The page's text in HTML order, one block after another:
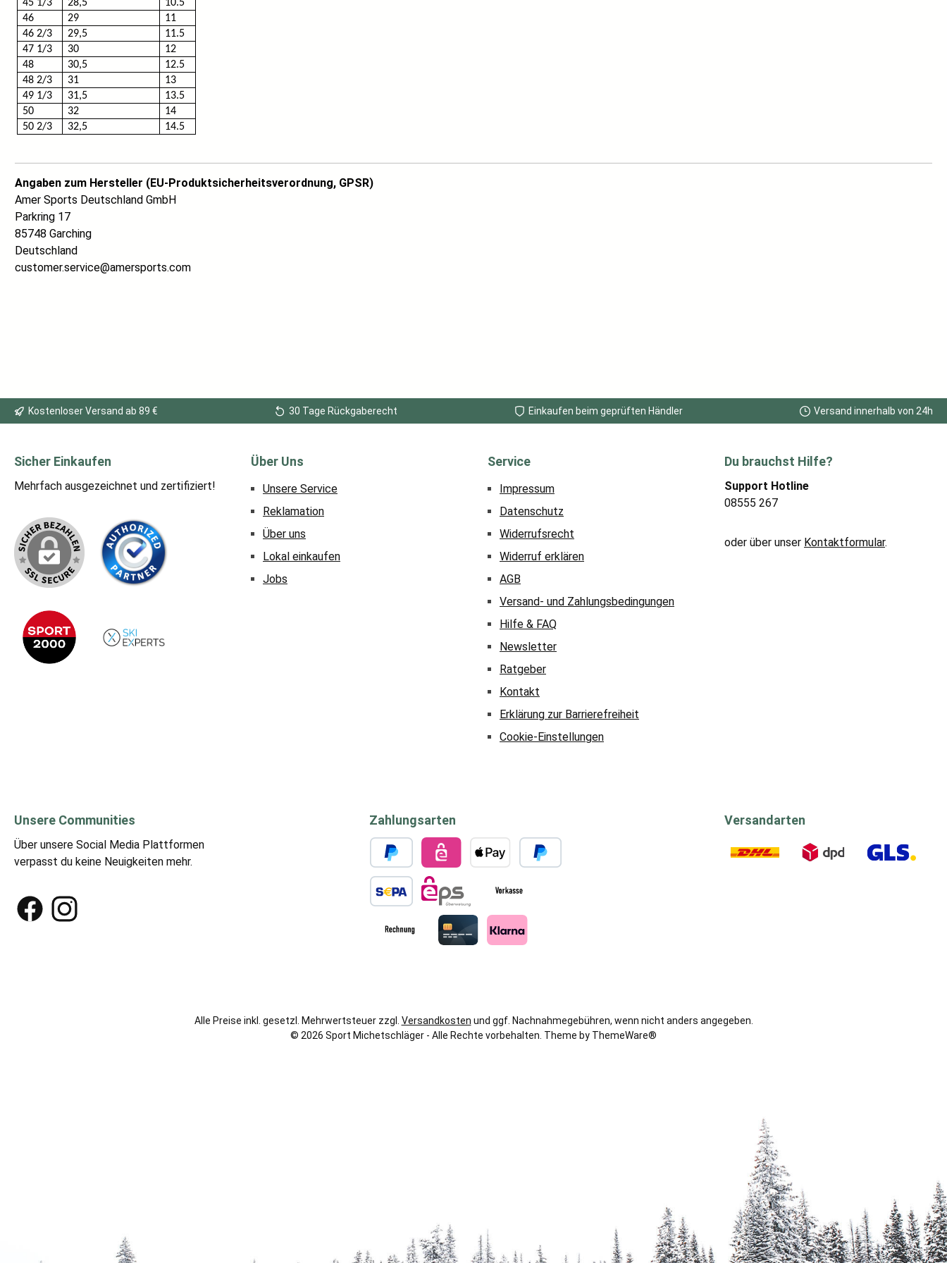
45 1/3
28,5
10.5
46
29
11
46 2/3
29,5
11.5
47 1/3
30
12
48
30,5
12.5
48 2/3
31
13
49 1/3
31,5
13.5
50
32
14
50 2/3
32,5 14.5
Angaben zum Hersteller (EU-Produktsicherheitsverordnung, GPSR)
Amer Sports Deutschland GmbH
Parkring 17
85748 Garching
Deutschland
customer.service@amersports.com
Kostenloser Versand ab 89 € 30 Tage Rückgaberecht Einkaufen beim geprüften Händler Versand innerhalb von 24h
Sicher Einkaufen
Mehrfach ausgezeichnet und zertifiziert!
Über Uns
Unsere Service
Reklamation
Über uns
Lokal einkaufen
Jobs
Service
Impressum
Datenschutz
Widerrufsrecht
Widerruf erklären
AGB
Versand- und Zahlungsbedingungen
Hilfe & FAQ
Newsletter
Ratgeber
Kontakt
Erklärung zur Barrierefreiheit
Cookie-Einstellungen
Du brauchst Hilfe?
Support Hotline
08555 267
oder über unser Kontaktformular.
Unsere Communities
Über unsere Social Media Plattformen
verpasst du keine Neuigkeiten mehr.
FacebookInstagram
Zahlungsarten
PayPal eps
SEPA Lastschrift Vorkasse
Versandarten
Alle Preise inkl. gesetzl. Mehrwertsteuer zzgl. Versandkosten und ggf. Nachnahmegebühren, wenn nicht anders angegeben.
© 2026 Sport Michetschläger - Alle Rechte vorbehalten. Theme by ThemeWare®